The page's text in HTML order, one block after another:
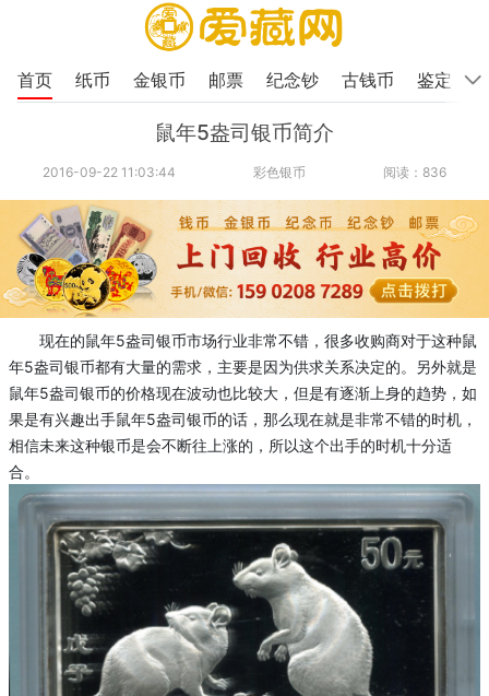
首页 纸币 金银币 邮票 纪念钞 古钱币 鉴定
鼠年5盎司银币简介
2016-09-22 11:03:44 彩色银币 阅读：836
现在的鼠年5盎司银币市场行业非常不错，很多收购商对于这种鼠
年5盎司银币都有大量的需求，主要是因为供求关系决定的。另外就是
鼠年5盎司银币的价格现在波动也比较大，但是有逐渐上身的趋势，如
果是有兴趣出手鼠年5盎司银币的话，那么现在就是非常不错的时机，
相信未来这种银币是会不断往上涨的，所以这个出手的时机十分适
合。